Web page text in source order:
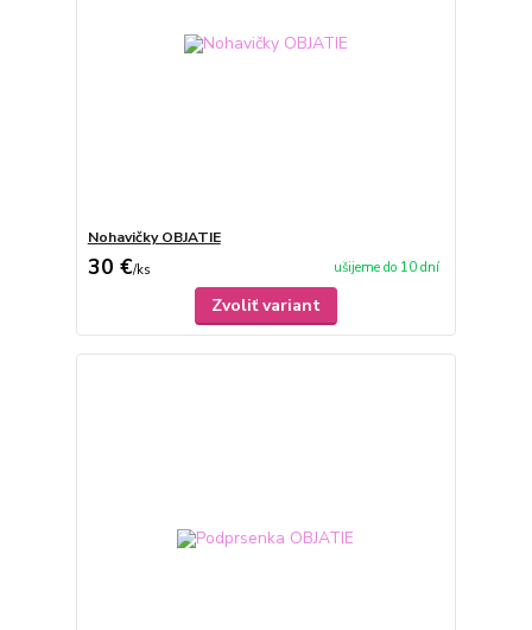
Nohavičky OBJATIE
30 €/ks ušijeme do 10 dní
Zvoliť variant